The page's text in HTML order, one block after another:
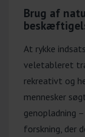
den
en
Brug af
At rykke
veletableret
rekreativt og
mennesker
genopladning
forskning, der